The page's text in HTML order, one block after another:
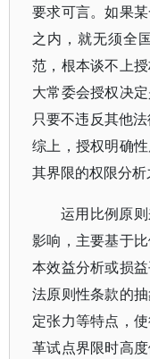
要求可言。如果
之内，就无须全
范，根本谈不上
大常委会授权决
只要不违反其他
综上，授权明确
其界限的权限分析
运用比例原
影响，主要基于
本效益分析或损
法原则性条款的
定张力等特点，
革试点界限时高